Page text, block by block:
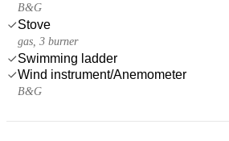
B&G
Stove
gas, 3 burner
Swimming ladder
Wind instrument/Anemometer
B&G